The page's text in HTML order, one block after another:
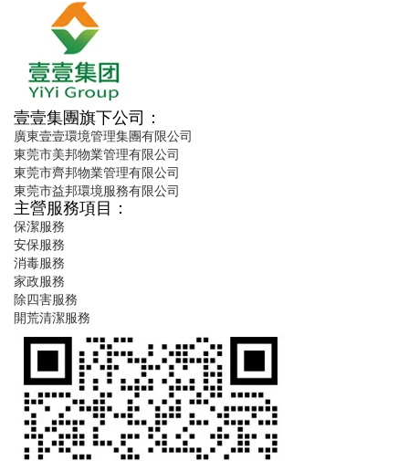
壹壹集團旗下公司：
廣東壹壹環境管理集團有限公司
東莞市美邦物業管理有限公司
東莞市齊邦物業管理有限公司
東莞市益邦環境服務有限公司
主營服務項目：
保潔服務
安保服務
消毒服務
家政服務
除四害服務
開荒清潔服務